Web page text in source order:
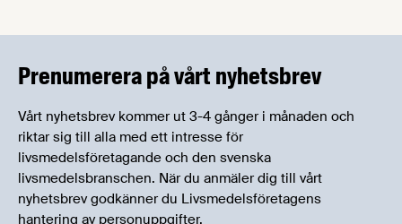
Prenumerera på vårt nyhetsbrev
Vårt nyhetsbrev kommer ut 3-4 gånger i månaden och
riktar sig till alla med ett intresse för
livsmedelsföretagande och den svenska
livsmedelsbranschen. När du anmäler dig till vårt
nyhetsbrev godkänner du Livsmedelsföretagens
hantering av personuppgifter.